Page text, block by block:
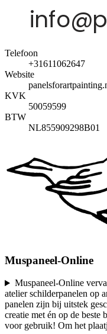
Telefoon
+31611062647
Website
KVK
50059599
BTW
NL855909298B01
Muspaneel-Online
Muspaneel-Online
atelier schilderpanelen op
panelen zijn bij uitstek
creatie met én op de beste
voor gebruik! Om het